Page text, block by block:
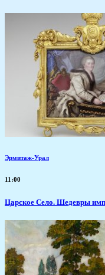
Эрмитаж-Урал
11:00
Царское Село. Шедевры